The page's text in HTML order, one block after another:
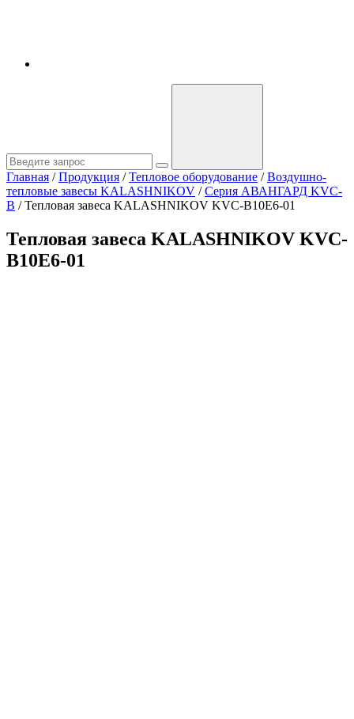
Главная / Продукция / Тепловое оборудование / Воздушно-
тепловые завесы KALASHNIKOV / Серия АВАНГАРД KVC-
B /Тепловая завеса KALASHNIKOV KVС-B10E6-01
Тепловая завеса KALASHNIKOV KVС-
B10E6-01